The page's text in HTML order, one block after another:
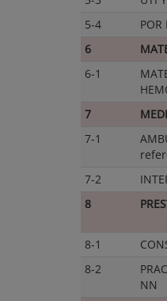
5-4
POR
6
6-1
7
7-1
7-2
8
8-1
8-2
NN